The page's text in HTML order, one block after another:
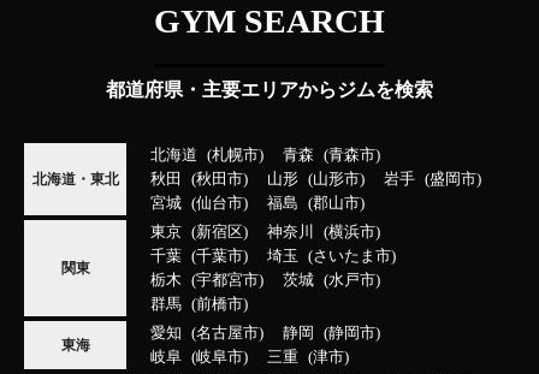
GYM SEARCH
都道府県・主要エリアからジムを検索
北海道・東北
北海道 札幌市 青森
青森市
秋田
秋田市 山形 山形市 岩手
盛岡市
宮城
仙台市 福島 郡山市
関東
東京 新宿区 神奈川
横浜市
千葉
千葉市 埼玉
さいたま市
栃木
宇都宮市 茨城
水戸市
群馬
前橋市
東海
愛知 名古屋市 静岡
静岡市
岐阜
岐阜市 三重 津市